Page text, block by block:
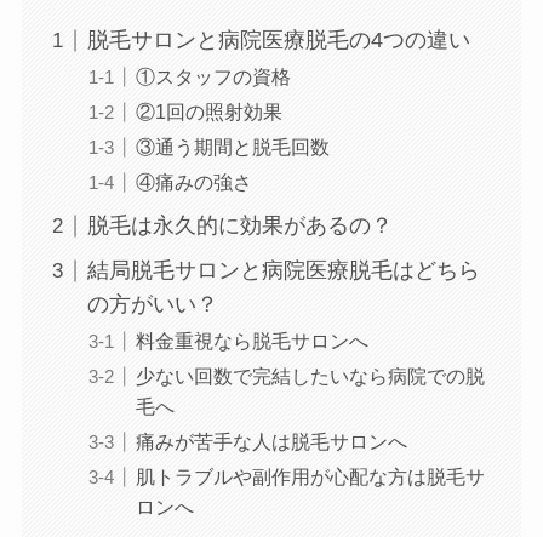
脱毛サロンと病院医療脱毛の4つの違い
①スタッフの資格
②1回の照射効果
③通う期間と脱毛回数
④痛みの強さ
脱毛は永久的に効果があるの？
結局脱毛サロンと病院医療脱毛はどちら
の方がいい？
料金重視なら脱毛サロンへ
少ない回数で完結したいなら病院での脱
毛へ
痛みが苦手な人は脱毛サロンへ
肌トラブルや副作用が心配な方は脱毛サ
ロンへ